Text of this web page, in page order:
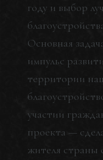
году и выбор
Основная
импульс
территории
участии
проекта —
жителя страны